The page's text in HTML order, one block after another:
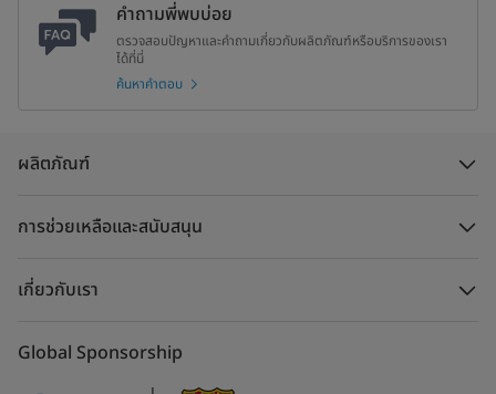
คำถามพี่พบบ่อย
ตรวจสอบปัญหาและคำถามเกี่ยวกับผลิตภัณฑ์หรือบริการของเรา
ได้ที่นี่
ค้นหาคำตอบ
ผลิตภัณฑ์
การช่วยเหลือและสนับสนุน
เกี่ยวกับเรา
Global Sponsorship